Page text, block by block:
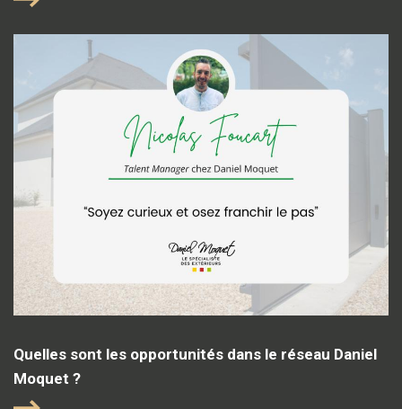
Quelles sont les opportunités dans le réseau Daniel
Moquet ?